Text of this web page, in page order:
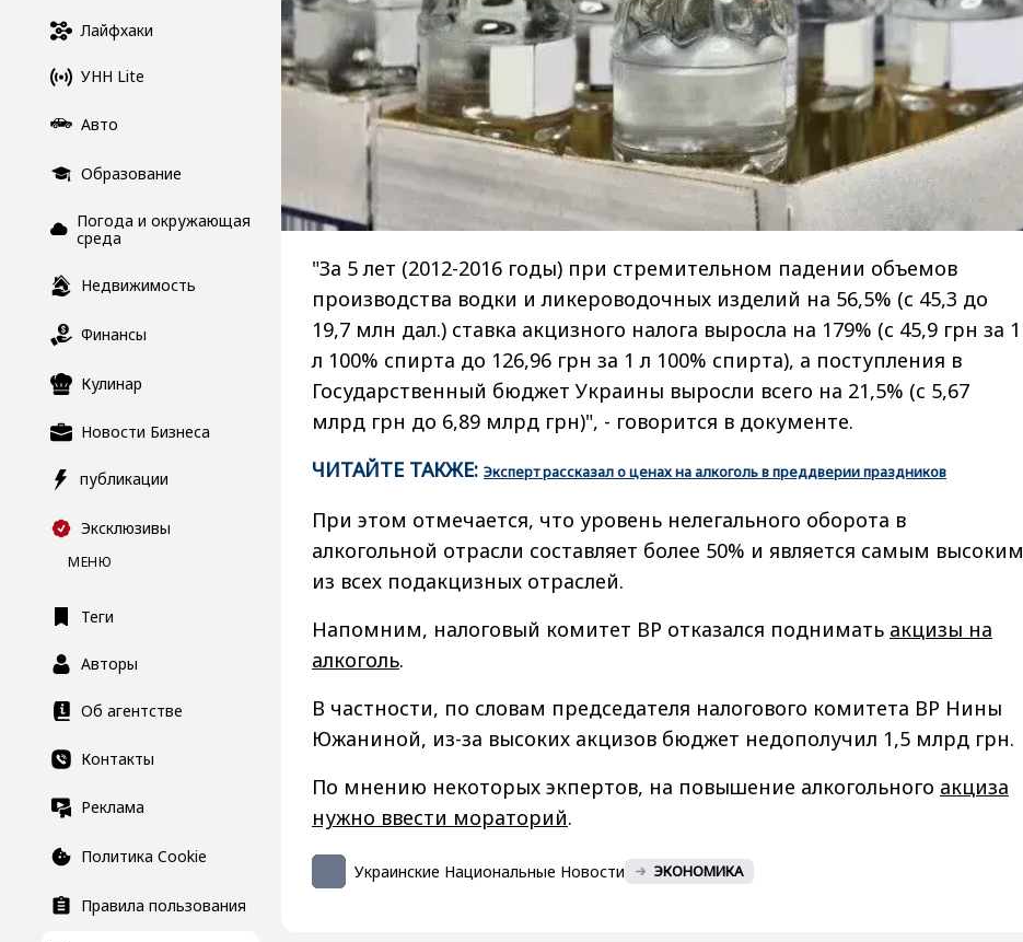
Лайфхаки
УНН Lite
Авто
Образование
Погода и окружающая
среда
Недвижимость
Финансы
Кулинар
Новости Бизнеса
публикации
Эксклюзивы
МЕНЮ
Теги
Авторы
Об агентстве
Контакты
Реклама
Политика Cookie
Правила пользования
"За 5 лет (2012-2016 годы) при стремительном падении объемов
производства водки и ликероводочных изделий на 56,5% (с 45,3 до
19,7 млн ​​дал.) ставка акцизного налога выросла на 179% (с 45,9 грн за 1
л 100% спирта до 126,96 грн за 1 л 100% спирта), а поступления в
Государственный бюджет Украины выросли всего на 21,5% (с 5,67
млрд грн до 6,89 млрд грн)", - говорится в документе.
ЧИТАЙТЕ ТАКЖЕ: Эксперт рассказал о ценах на алкоголь в преддверии праздников
При этом отмечается, что уровень нелегального оборота в
алкогольной отрасли составляет более 50% и является самым высоким
из всех подакцизных отраслей.
Напомним, налоговый комитет ВР отказался поднимать акцизы на
алкоголь.
В частности, по словам председателя налогового комитета ВР Нины
Южаниной, из-за высоких акцизов бюджет недополучил 1,5 млрд грн.
По мнению некоторых экпертов, на повышение алкогольного акциза
нужно ввести мораторий.
Украинские Национальные Новости ЭКОНОМИКА